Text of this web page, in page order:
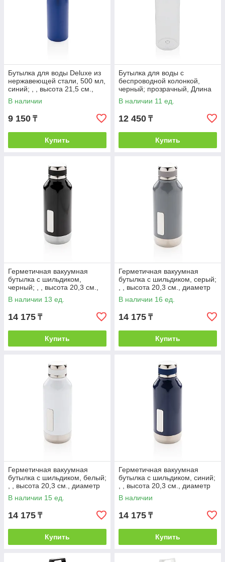
Бутылка для воды Deluxe из
нержавеющей стали, 500 мл,
синий; , , высота 21,5 см.,
диаметр 6,6 см., P436.415
В наличии
9 150 ₸
Купить
Бутылка для воды с
беспроводной колонкой,
черный; прозрачный, Длина
7 см., ширина 7 см., высота
25,3 см.,
В наличии 11 ед.
12 450 ₸
Купить
Герметичная вакуумная
бутылка с шильдиком,
черный; , , высота 20,3 см.,
диаметр 7,5 см., P436.671
В наличии 13 ед.
14 175 ₸
Купить
Герметичная вакуумная
бутылка с шильдиком, серый;
, , высота 20,3 см., диаметр
7,5 см., P436.672
В наличии 16 ед.
14 175 ₸
Купить
Герметичная вакуумная
бутылка с шильдиком, белый;
, , высота 20,3 см., диаметр
7,5 см., P436.673
В наличии 15 ед.
14 175 ₸
Купить
Герметичная вакуумная
бутылка с шильдиком, синий;
, , высота 20,3 см., диаметр
7,5 см., P436.675
В наличии
14 175 ₸
Купить